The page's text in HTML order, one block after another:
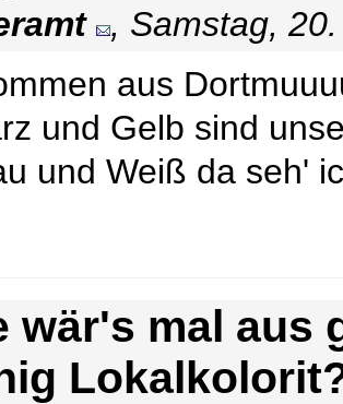
, Samstag,
aus
und Gelb sind
und Weiß da seh'
wär's mal aus